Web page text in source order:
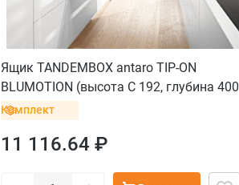
Ящик TANDEMBOX antaro TIP-ON
BLUMOTION (высота C 192, глубина 400
мм, до 20 кг), крепление INSERTA, серый
орион
Комплект
11 116.64 ₽